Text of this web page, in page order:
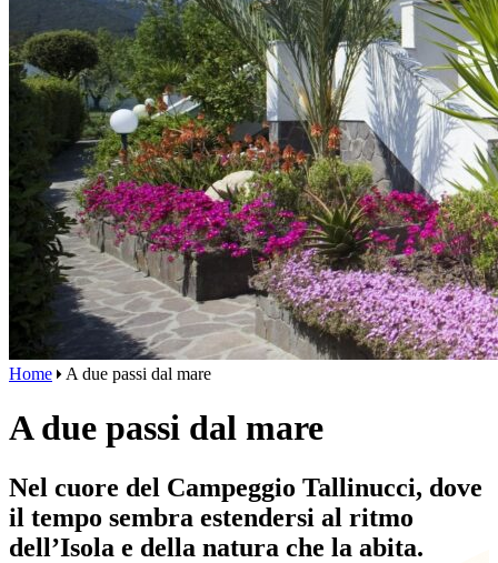
Home A due passi dal mare
A due passi dal mare
Nel cuore del Campeggio Tallinucci, dove
il tempo sembra estendersi al ritmo
dell’Isola e della natura che la abita.